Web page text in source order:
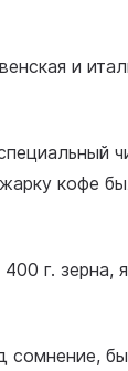
и
кофе
г. зерна,
сомнение,